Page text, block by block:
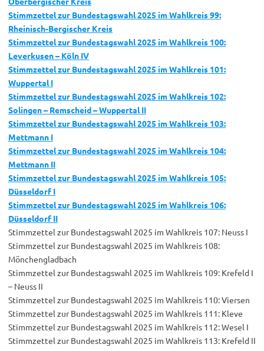
Stimmzettel zur Bundestagswahl 2025 im Wahlkreis 99:
Rheinisch-Bergischer Kreis
Stimmzettel zur Bundestagswahl 2025 im Wahlkreis 100:
Leverkusen – Köln IV
Stimmzettel zur Bundestagswahl 2025 im Wahlkreis 101:
Wuppertal I
Stimmzettel zur Bundestagswahl 2025 im Wahlkreis 102:
Solingen – Remscheid – Wuppertal II
Stimmzettel zur Bundestagswahl 2025 im Wahlkreis 103:
Mettmann I
Stimmzettel zur Bundestagswahl 2025 im Wahlkreis 104:
Mettmann II
Stimmzettel zur Bundestagswahl 2025 im Wahlkreis 105:
Düsseldorf I
Stimmzettel zur Bundestagswahl 2025 im Wahlkreis 106:
Düsseldorf II
Stimmzettel zur Bundestagswahl 2025 im Wahlkreis 107: Neuss I
Stimmzettel zur Bundestagswahl 2025 im Wahlkreis 108:
Mönchengladbach
Stimmzettel zur Bundestagswahl 2025 im Wahlkreis 109: Krefeld I
– Neuss II
Stimmzettel zur Bundestagswahl 2025 im Wahlkreis 110: Viersen
Stimmzettel zur Bundestagswahl 2025 im Wahlkreis 111: Kleve
Stimmzettel zur Bundestagswahl 2025 im Wahlkreis 112: Wesel I
Stimmzettel zur Bundestagswahl 2025 im Wahlkreis 113: Krefeld II